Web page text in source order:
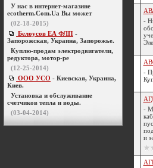
У нас в интернет-магазине
ecotherm.Com.Ua Вы может
(02-18-2015)
Белоусов ЕА ФЛП -
Запорожская, Украина, Запорожье.
Куплю-продам электродвигатели,
редуктора, мотор-ре
(12-25-2014)
ООО УСО - Киевская, Украина,
Киев.
Установка и обслуживание
счетчиков тепла и воды.
(03-04-2014)
-
-
-
и